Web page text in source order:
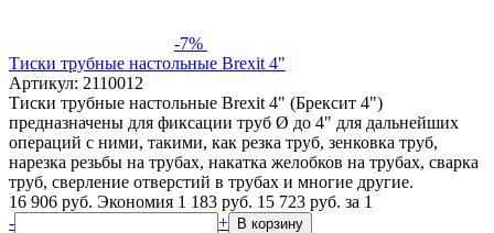
-7%
Тиски трубные настольные Brexit 4"
Артикул: 2110012
Тиски трубные настольные Brexit 4" (Брексит 4")
предназначены для фиксации труб Ø до 4" для дальнейших
операций с ними, такими, как резка труб, зенковка труб,
нарезка резьбы на трубах, накатка желобков на трубах, сварка
труб, сверление отверстий в трубах и многие другие.
16 906 руб. Экономия 1 183 руб. 15 723 руб. за 1
-
+ В корзину